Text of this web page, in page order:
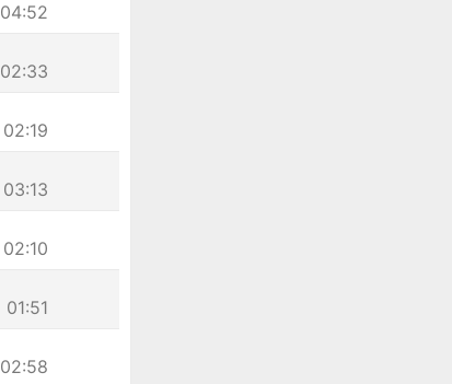
04:52
02:33
02:19
03:13
02:10
01:51
02:58